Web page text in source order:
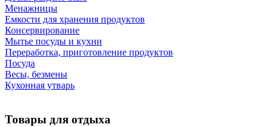
Менажницы
Емкости для хранения продуктов
Консервирование
Мытье посуды и кухни
Переработка, приготовление продуктов
Посуда
Весы, безмены
Кухонная утварь
Товары для отдыха